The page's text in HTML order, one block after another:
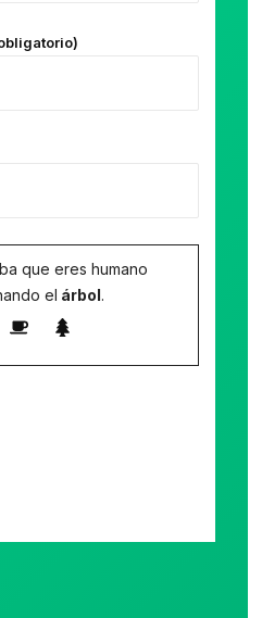
que eres humano
el árbol.